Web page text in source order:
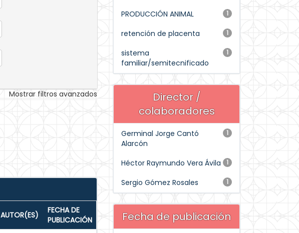
Mostrar filtros avanzados
AUTOR(ES)
FECHA DE
PUBLICACIÓN
1
PRODUCCIÓN ANIMAL
1
retención de placenta
1
sistema
familiar/semitecnificado
Director /
colaboradores
1
Germinal Jorge Cantó
Alarcón
1
Héctor Raymundo Vera Ávila
1
Sergio Gómez Rosales
Fecha de publicación